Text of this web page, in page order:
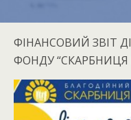
ФІНАНСОВИЙ ЗВІТ
ФОНДУ “СКАРБНИЦЯ